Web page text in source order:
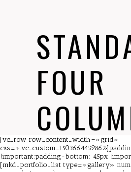
FOUR
[vc_row row_content_width=»grid»
!important;padding-bottom: 45px
[mkd_portfolio_list type=»gallery»